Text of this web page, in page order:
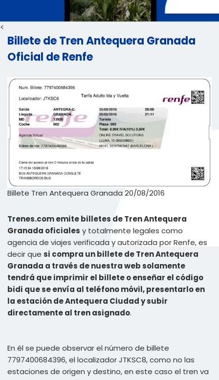
<
Billete de Tren Antequera Granada
Oficial de Renfe
Billete Tren Antequera Granada 20/08/2016
Trenes.com emite billetes de Tren Antequera
Granada oficiales y totalmente legales como
agencia de viajes verificada y autorizada por Renfe, es
decir que si compra un billete de Tren Antequera
Granada a través de nuestra web solamente
tendrá que imprimir el billete o enseñar el código
bidi que se envía al teléfono móvil, presentarlo en
la estación de Antequera Ciudad y subir
directamente al tren asignado.
En él se puede observar el número de billete
7797400684396, el localizador JTKSC8, como no las
estaciones de origen y destino, en este caso el tren va